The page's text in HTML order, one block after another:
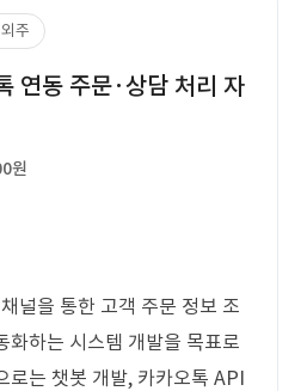
외주
연동 주문·상담 처리 자
원
널을 통한 고객 주문 정보 조
화하는 시스템 개발을 목표로
로는 챗봇 개발, 카카오톡 API